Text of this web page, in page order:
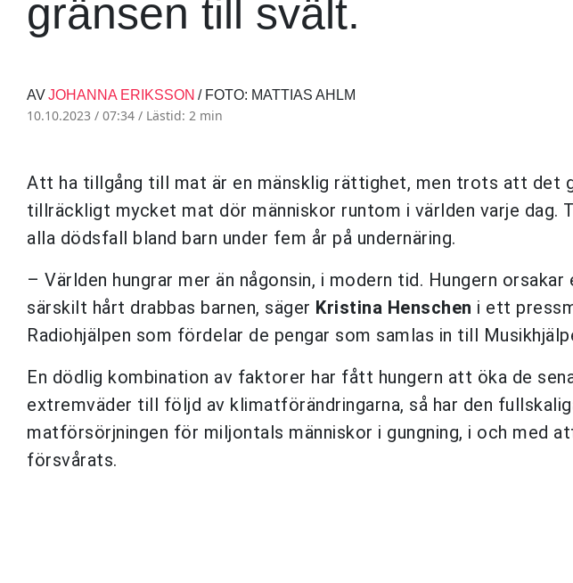
gränsen till svält.
AVJOHANNA ERIKSSON / FOTO: MATTIAS AHLM
10.10.2023 / 07:34 / Lästid: 2 min
Att ha tillgång till mat är en mänsklig rättighet, men trots att det
tillräckligt mycket mat dör människor runtom i världen varje dag.
alla dödsfall bland barn under fem år på undernäring.
– Världen hungrar mer än någonsin, i modern tid. Hungern
särskilt hårt drabbas barnen, säger Kristina Henschen i ett
Radiohjälpen som fördelar de pengar som samlas in till
En dödlig kombination av faktorer har fått hungern att öka de
extremväder till följd av klimatförändringarna, så har den
matförsörjningen för miljontals människor i gungning, i och med
försvårats.